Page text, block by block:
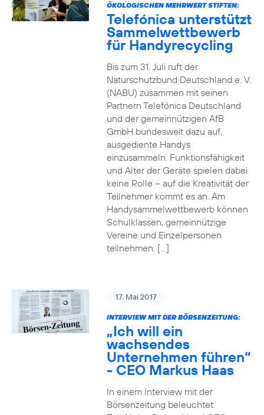
ÖKOLOGISCHEN MEHRWERT STIFTEN:
Telefónica unterstützt
Sammelwettbewerb
für Handyrecycling
Bis zum 31. Juli ruft der
Naturschutzbund Deutschland e. V.
(NABU) zusammen mit seinen
Partnern Telefónica Deutschland
und der gemeinnützigen AfB
GmbH bundesweit dazu auf,
ausgediente Handys
einzusammeln. Funktionsfähigkeit
und Alter der Geräte spielen dabei
keine Rolle – auf die Kreativität der
Teilnehmer kommt es an. Am
Handysammelwettbewerb können
Schulklassen, gemeinnützige
Vereine und Einzelpersonen
teilnehmen. […]
17. Mai 2017
INTERVIEW MIT DER BÖRSENZEITUNG:
„Ich will ein
wachsendes
Unternehmen führen“
- CEO Markus Haas
In einem Interview mit der
Börsenzeitung beleuchtet